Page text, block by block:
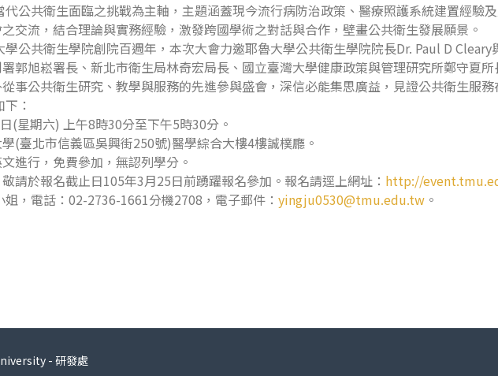
公共衛生面臨之挑戰為主軸，主題涵蓋現今流行病防治政策、醫療照護系統建置經驗
交流，結合理論與實務經驗，激發跨國學術之對話與合作，壁畫公共衛生發展願景。
公共衛生學院創院百週年，本次大會力邀耶魯大學公共衛生學院院長Dr. Paul D
郭旭崧署長、新北市衛生局林奇宏局長、國立臺灣大學健康政策與管理研究所鄭守夏
事公共衛生研究、教學與服務的先進參與盛會，深信必能集思廣益，見證公共衛生服
如下：
(星期六) 上午8時30分至下午5時30分。
(臺北市信義區吳興街250號)醫學綜合大樓4樓誠樸廳。
進行，免費參加，無認列學分。
請於報名截止日105年3月25日前踴躍報名參加。報名請逕上網址： http://
，電話：02-2736-1661分機2708，電子郵件： yingju0530@tmu.edu.tw 。
- 研發處